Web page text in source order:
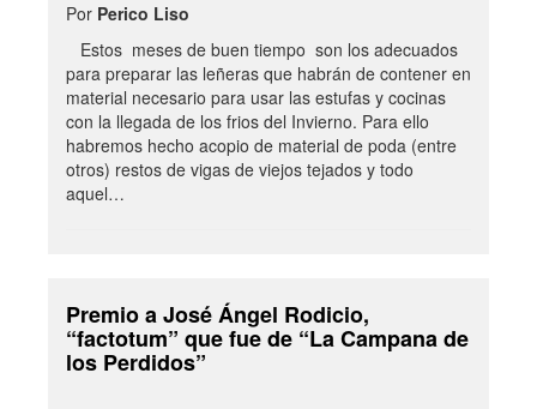
Por Perico Liso
Estos meses de buen tiempo son los adecuados
para preparar las leñeras que habrán de contener en
material necesario para usar las estufas y cocinas
con la llegada de los frios del Invierno. Para ello
habremos hecho acopio de material de poda (entre
otros) restos de vigas de viejos tejados y todo
aquel…
Premio a José Ángel Rodicio,
“factotum” que fue de “La Campana de
los Perdidos”